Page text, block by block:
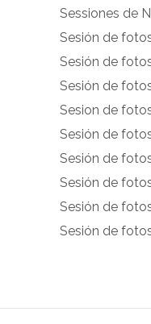
facebook.com
en
Facebook
instagram.com
en
Instagram
Sessiones de
Sesión de
Sesión de
Sesión de
Sesion de
Sesión de
Sesión de
Sesión de
Sesión de
Sesión de